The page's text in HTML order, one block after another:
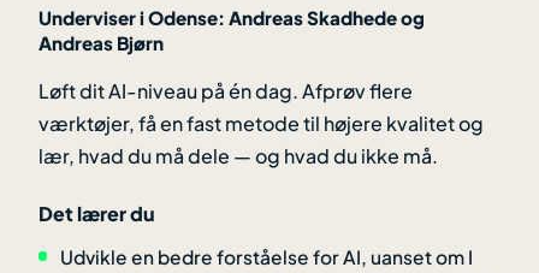
Underviser i Odense: Andreas Skadhede og
Andreas Bjørn
Løft dit AI-niveau på én dag. Afprøv flere
værktøjer, få en fast metode til højere kvalitet og
lær, hvad du må dele — og hvad du ikke må.
Det lærer du
Udvikle en bedre forståelse for AI, uanset om I